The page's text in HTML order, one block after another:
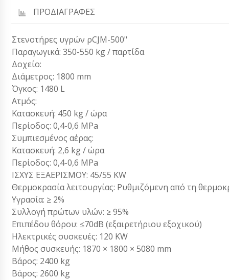
ΠΡΟΔΙΑΓΡΑΦΕΣ
Στενοτήρες υγρών ρCJM-500"
Παραγωγικά: 350-550 kg / παρτίδα
Δοχείο:
Διάμετρος: 1800 mm
Όγκος: 1480 L
Ατμός:
Κατασκευή: 450 kg / ώρα
Περίοδος: 0,4-0,6 MPa
Συμπιεσμένος αέρας:
Κατασκευή: 2,6 kg / ώρα
Περίοδος: 0,4-0,6 MPa
ΙΣΧΥΣ ΕΞΑΕΡΙΣΜΟΥ: 45/55 KW
Θερμοκρασία λειτουργίας: Ρυθμιζόμενη από τη
Υγρασία: ≥ 2%
Συλλογή πρώτων υλών: ≥ 95%
Επιπέδου θόρου: ≤70dB (εξαιρετήριου εξοχικού)
Ηλεκτρικές συσκευές: 120 KW
Μήθος συσκευής: 1870 × 1800 × 5080 mm
Βάρος: 2400 kg
Βάρος: 2600 kg